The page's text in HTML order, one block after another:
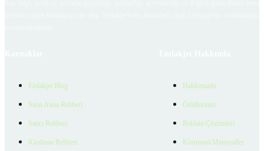
Emlakjet Blog
Satın Alma Rehberi
Satıcı Rehberi
Kiralama Rehberi
Hakkımızda
Ödüllerimiz
Reklam Çözümleri
Kurumsal Materyaller